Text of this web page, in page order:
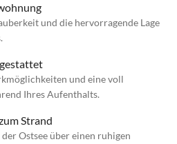
und die hervorragende Lage
und eine voll
Ihres Aufenthalts.
Strand
Ostsee über einen ruhigen